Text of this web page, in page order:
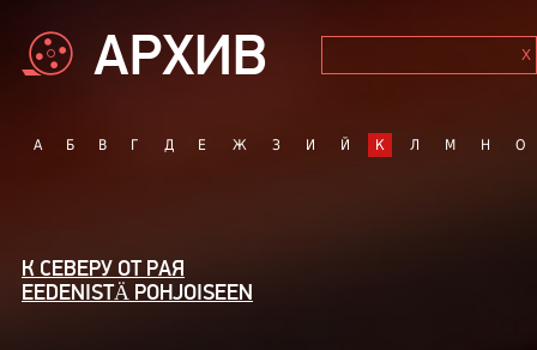
АРХИВ
А Б В Г Д Е Ж З И Й К Л М Н О
К СЕВЕРУ ОТ РАЯ
EEDENISTÄ POHJOISEEN